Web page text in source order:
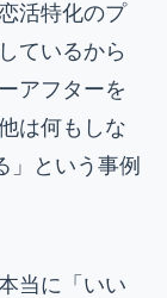
活特化のプ
ているから
アフターを
は何もしな
」という事例
当に「いい